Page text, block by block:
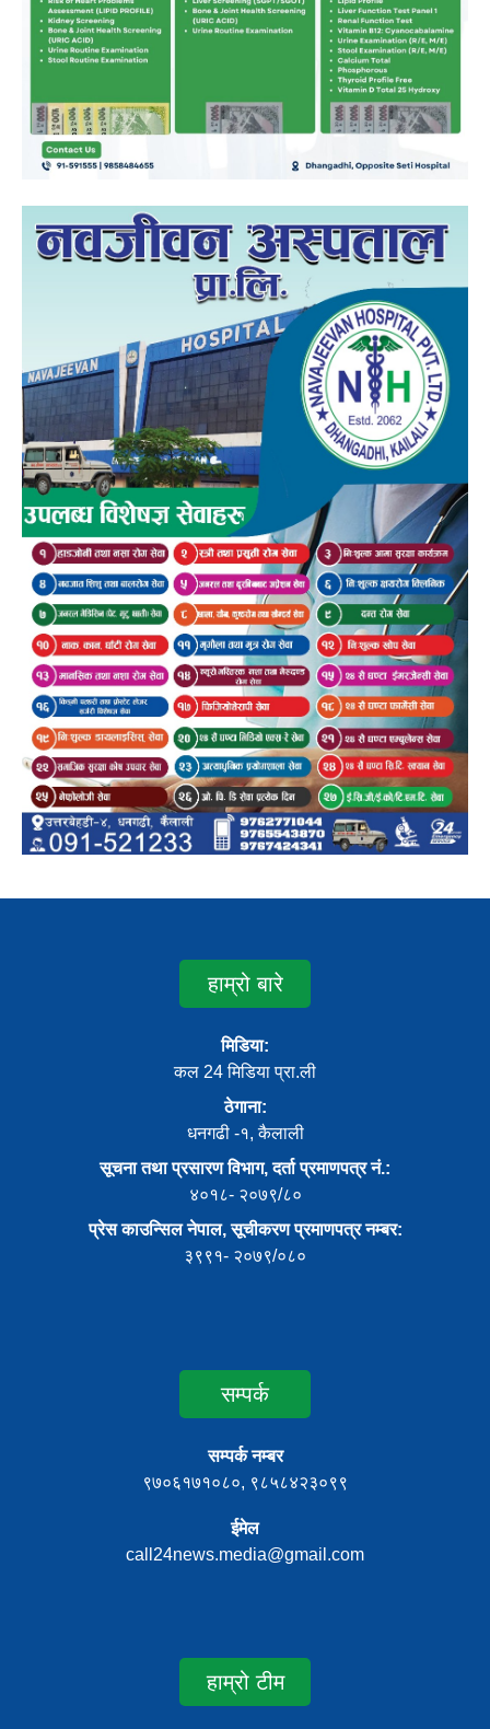
हाम्रो बारे
मिडिया:
कल 24 मिडिया प्रा.ली
ठेगाना:
धनगढी -१, कैलाली
सूचना तथा प्रसारण विभाग, दर्ता प्रमाणपत्र नं.:
४०१८- २०७९/८०
प्रेस काउन्सिल नेपाल, सूचीकरण प्रमाणपत्र नम्बर:
३९९१- २०७९/०८०
सम्पर्क
सम्पर्क नम्बर
९७०६१७१०८०, ९८५८४२३०९९
ईमेल
call24news.media@gmail.com
हाम्रो टीम